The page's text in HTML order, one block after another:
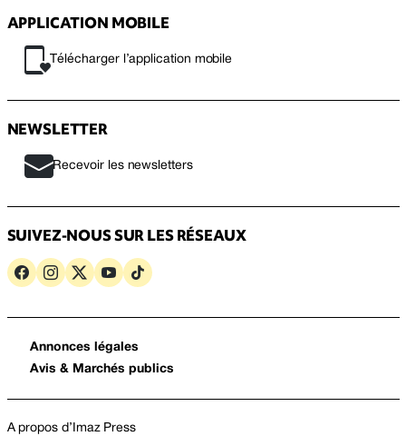
APPLICATION MOBILE
Télécharger l’application mobile
NEWSLETTER
Recevoir les newsletters
SUIVEZ-NOUS SUR LES RÉSEAUX
Annonces légales
Avis & Marchés publics
A propos d’Imaz Press